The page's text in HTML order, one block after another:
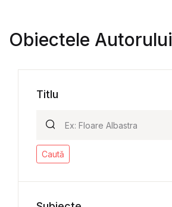
Obiectele Autorului
Titlu
Caută